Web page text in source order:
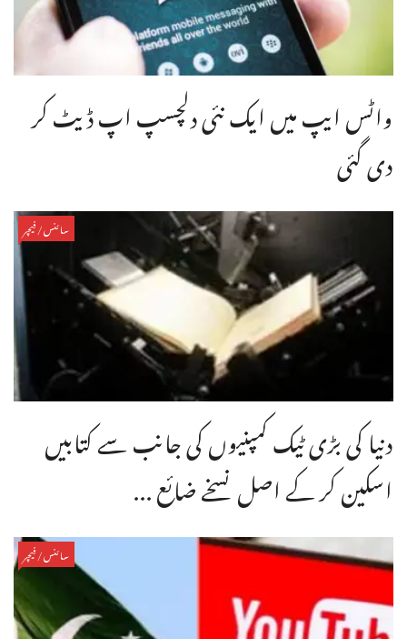
واٹس ایپ میں ایک نئی دلچسپ اپ ڈیٹ کر
دی گئی
سائنس/فیچر
دنیا کی بڑی ٹیک کمپنیوں کی جانب سے کتابیں
اسکین کر کے اصل نسخے ضائع ...
سائنس/فیچر